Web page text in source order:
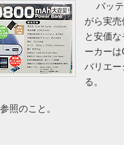
バッテ
がら実
と安価
ーカー
バリエー
る。
参照のこと。